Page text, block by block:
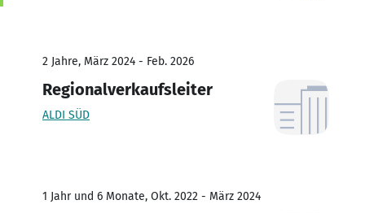
2 Jahre, März 2024 - Feb. 2026
Regionalverkaufsleiter
ALDI SÜD
1 Jahr und 6 Monate, Okt. 2022 - März 2024